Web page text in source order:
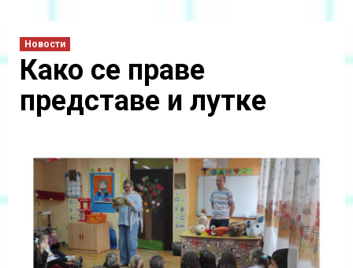
Новости
Како се праве
представе и лутке